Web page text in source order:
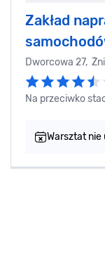
Zakład
Dworcowa 27,
Na przeciwko
Warsztat nie